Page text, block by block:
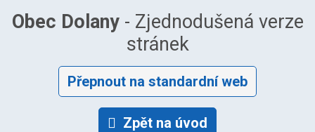
Obec Dolany- Zjednodušená verze
stránek
Přepnout na standardní web
Zpět na úvod